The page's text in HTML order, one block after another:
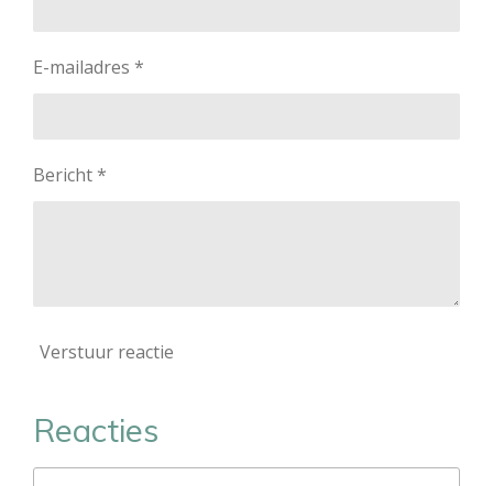
E-mailadres *
Bericht *
Verstuur reactie
Reacties